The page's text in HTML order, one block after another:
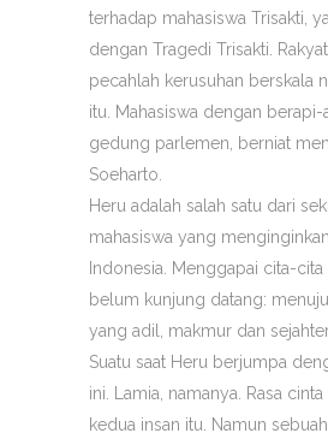
terhadap mahasiswa Trisakti,
dengan Tragedi Trisakti.
pecahlah kerusuhan berskala
itu. Mahasiswa dengan
gedung parlemen, berniat
Soeharto.
Heru adalah salah satu dari
mahasiswa yang
Indonesia. Menggapai cita-
belum kunjung datang:
yang adil, makmur dan
Suatu saat Heru berjumpa
ini. Lamia, namanya. Rasa
kedua insan itu. Namun